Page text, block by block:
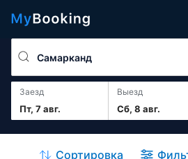
Заезд
Пт, 7 авг.
Выезд
Сб, 8 авг.
Сортировка